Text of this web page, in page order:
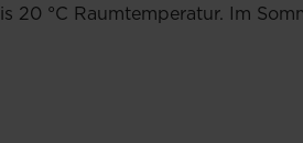
°C Raumtemperatur. Im